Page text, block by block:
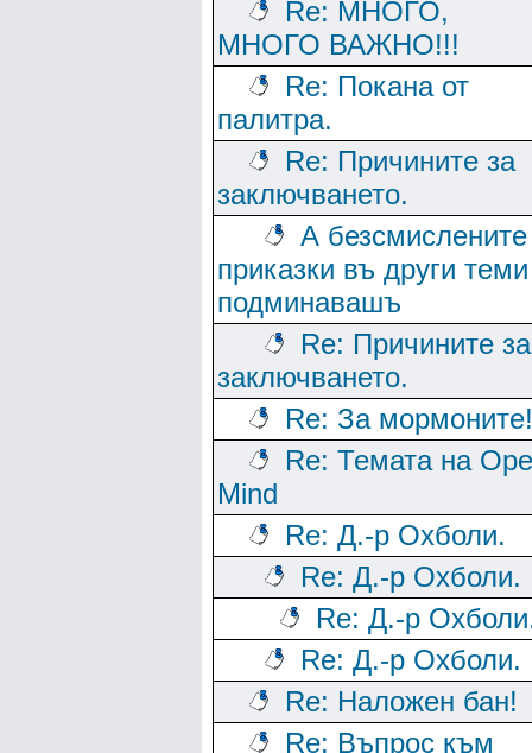
Re: МНОГО,
МНОГО ВАЖНО!!!
Re: Покана от
палитра.
Re: Причините за
заключването.
А безсмислените
приказки въ други теми
подминавашъ
Re: Причините за
заключването.
Re: За мормоните!
Re: Темата на
Mind
Re: Д.-р Охболи.
Re: Д.-р Охболи.
Re: Д.-р
Re: Д.-р Охболи.
Re: Наложен бан!
Re: Въпрос към